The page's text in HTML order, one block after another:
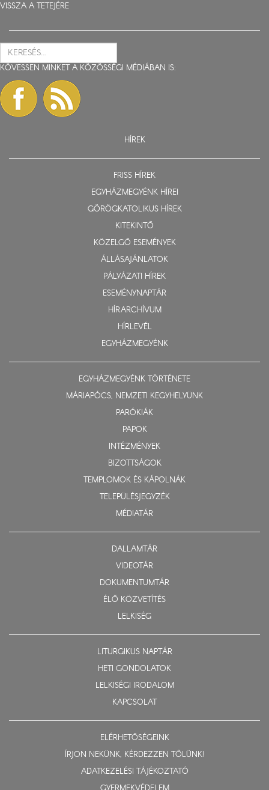
VISSZA A TETEJÉRE
KÖVESSEN MINKET A KÖZÖSSÉGI MÉDIÁBAN IS:
HÍREK
FRISS HÍREK
EGYHÁZMEGYÉNK HÍREI
GÖRÖGKATOLIKUS HÍREK
KITEKINTŐ
KÖZELGŐ ESEMÉNYEK
ÁLLÁSAJÁNLATOK
PÁLYÁZATI HÍREK
ESEMÉNYNAPTÁR
HÍRARCHÍVUM
HÍRLEVÉL
EGYHÁZMEGYÉNK
EGYHÁZMEGYÉNK TÖRTÉNETE
MÁRIAPÓCS, NEMZETI KEGYHELYÜNK
PARÓKIÁK
PAPOK
INTÉZMÉNYEK
BIZOTTSÁGOK
TEMPLOMOK ÉS KÁPOLNÁK
TELEPÜLÉSJEGYZÉK
MÉDIATÁR
DALLAMTÁR
VIDEOTÁR
DOKUMENTUMTÁR
ÉLŐ KÖZVETÍTÉS
LELKISÉG
LITURGIKUS NAPTÁR
HETI GONDOLATOK
LELKISÉGI IRODALOM
KAPCSOLAT
ELÉRHETŐSÉGEINK
ÍRJON NEKÜNK, KÉRDEZZEN TŐLÜNK!
ADATKEZELÉSI TÁJÉKOZTATÓ